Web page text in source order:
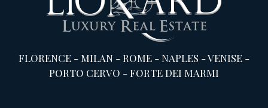
FLORENCE -MILAN -ROME -NAPLES -VENISE -
PORTO CERVO -FORTE DEI MARMI